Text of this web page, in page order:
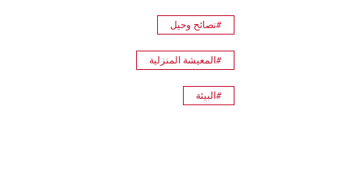
#نصائح وحيل
#المعيشة المنزلية
#البيئة